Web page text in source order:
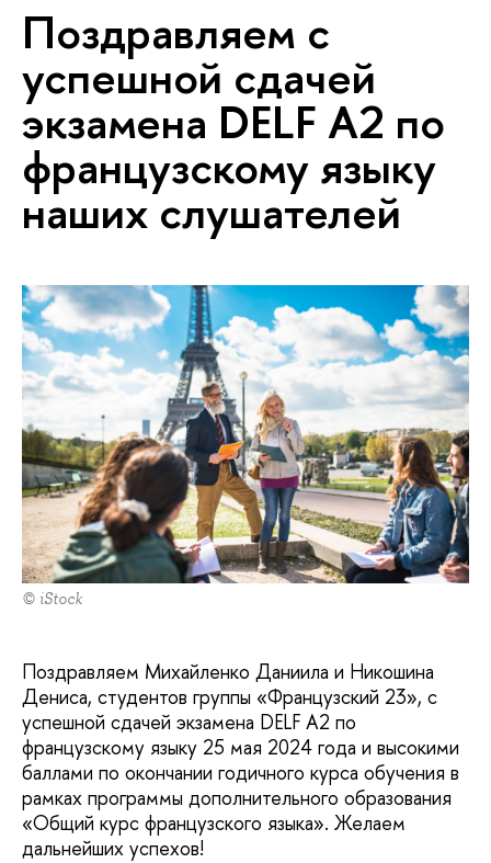
Поздравляем с
успешной сдачей
экзамена DELF A2 по
французскому языку
наших слушателей
© iStock
Поздравляем Михайленко Даниила и Никошина
Дениса, студентов группы «Французский 23», с
успешной сдачей экзамена DELF A2 по
французскому языку 25 мая 2024 года и высокими
баллами по окончании годичного курса обучения в
рамках программы дополнительного образования
«Общий курс французского языка». Желаем
дальнейших успехов!